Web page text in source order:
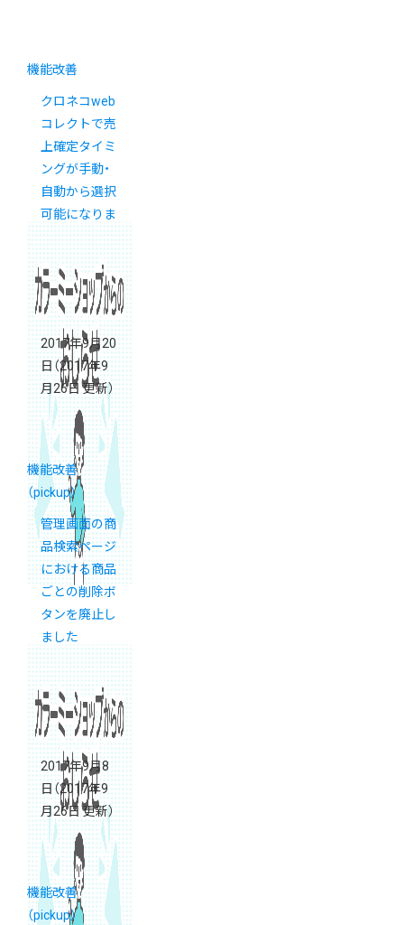
機能改善
クロネコweb
コレクトで売
上確定タイミ
ングが手動・
自動から選択
可能になりま
した【新カゴ
プロジェクト
通信 号外】
2017年9月20
日（2017年9
月26日 更新）
機能改善
（pickup）
管理画面の商
品検索ページ
における商品
ごとの削除ボ
タンを廃止し
ました
2017年9月8
日（2017年9
月26日 更新）
機能改善
（pickup）